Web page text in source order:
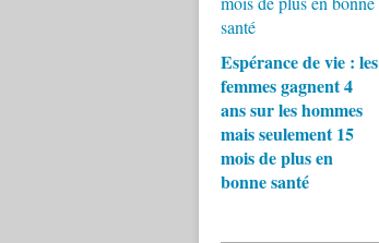
Espérance de vie : les
femmes gagnent 4
ans sur les hommes
mais seulement 15
mois de plus en
bonne santé